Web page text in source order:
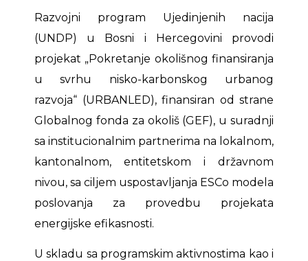
Razvojni program Ujedinjenih nacija
(UNDP) u Bosni i Hercegovini provodi
projekat „Pokretanje okolišnog finansiranja
u svrhu nisko-karbonskog urbanog
razvoja“ (URBANLED), finansiran od strane
Globalnog fonda za okoliš (GEF), u suradnji
sa institucionalnim partnerima na lokalnom,
kantonalnom, entitetskom i državnom
nivou, sa ciljem uspostavljanja ESCo modela
poslovanja za provedbu projekata
energijske efikasnosti.
U skladu sa programskim aktivnostima kao i